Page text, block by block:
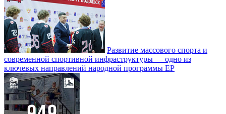
Развитие массового спорта и
современной спортивной инфраструктуры — одно из
ключевых направлений народной программы ЕР